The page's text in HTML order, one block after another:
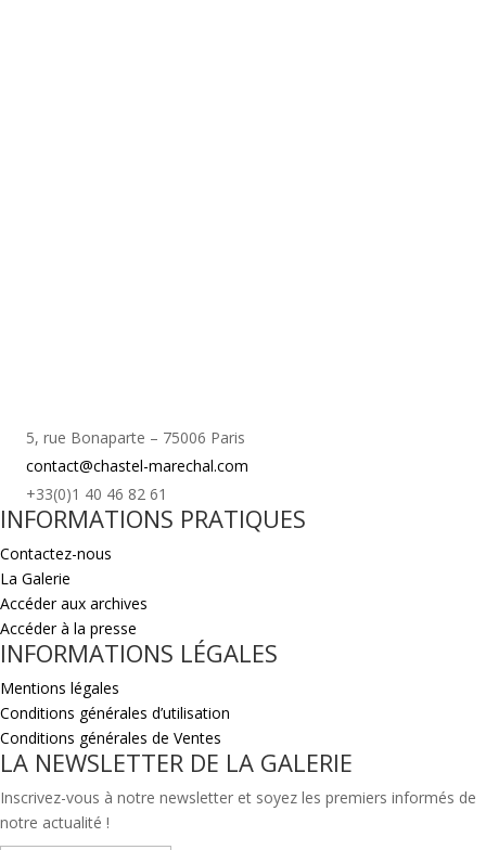
5, rue Bonaparte – 75006 Paris
contact@chastel-marechal.com
+33(0)1 40 46 82 61
INFORMATIONS PRATIQUES
Contactez-nous
La Galerie
Accéder aux archives
Accéder à la presse
INFORMATIONS LÉGALES
Mentions légales
Conditions générales d’utilisation
Conditions générales de Ventes
LA NEWSLETTER DE LA GALERIE
Inscrivez-vous à notre newsletter et soyez les premiers informés de
notre actualité !